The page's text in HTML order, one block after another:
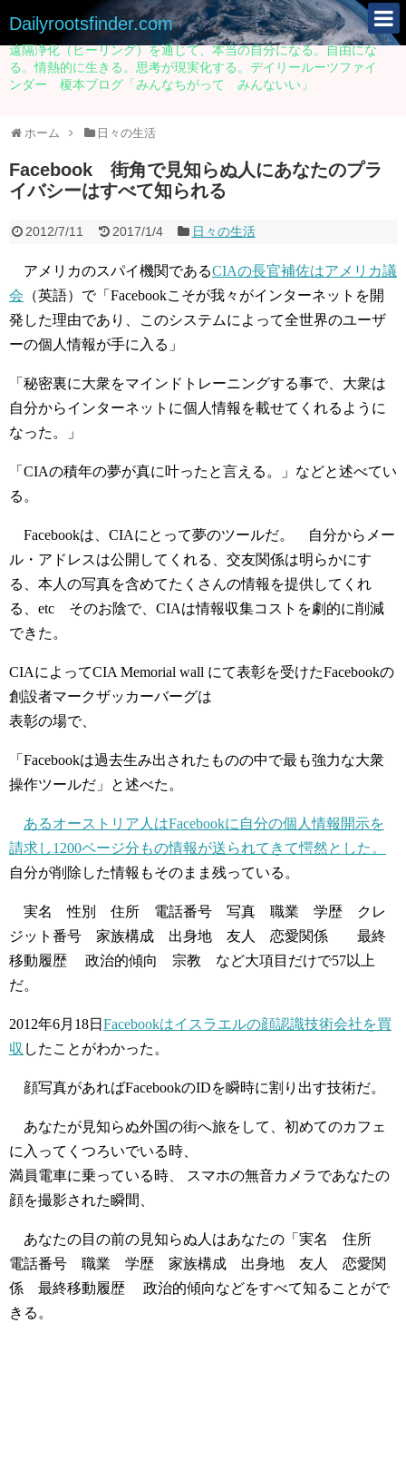
Dailyrootsfinder.com
遠隔浄化（ヒーリング）を通じて、本当の自分になる。自由にな
る。情熱的に生きる。思考が現実化する。デイリールーツファイ
ンダー 榎本ブログ「みんなちがって みんないい」
ホーム 日々の生活
Facebook 街角で見知らぬ人にあなたのプラ
イバシーはすべて知られる
2012/7/11 2017/1/4 日々の生活
アメリカのスパイ機関であるCIAの長官補佐はアメリカ議
会 （英語）で「Facebookこそが我々がインターネットを開
発した理由であり、このシステムによって全世界のユーザ
ーの個人情報が手に入る」
「秘密裏に大衆をマインドトレーニングする事で、大衆は
自分からインターネットに個人情報を載せてくれるように
なった。」
「CIAの積年の夢が真に叶ったと言える。」などと述べてい
る。
Facebookは、CIAにとって夢のツールだ。 自分からメー
ル・アドレスは公開してくれる、交友関係は明らかにす
る、本人の写真を含めてたくさんの情報を提供してくれ
る、etc そのお陰で、CIAは情報収集コストを劇的に削減
できた。
CIAによってCIA Memorial wall にて表彰を受けたFacebookの
創設者マークザッカーバーグは
表彰の場で、
「Facebookは過去生み出されたものの中で最も強力な大衆
操作ツールだ」と述べた。
あるオーストリア人はFacebookに自分の個人情報開示を
請求し1200ページ分もの情報が送られてきて愕然とした。
自分が削除した情報もそのまま残っている。
実名 性別 住所 電話番号 写真 職業 学歴 クレ
ジット番号 家族構成 出身地 友人 恋愛関係 最終
移動履歴 政治的傾向 宗教 など大項目だけで57以上
だ。
2012年6月18日 Facebookはイスラエルの顔認識技術会社を買
収 したことがわかった。
顔写真があればFacebookのIDを瞬時に割り出す技術だ。
あなたが見知らぬ外国の街へ旅をして、初めてのカフェ
に入ってくつろいでいる時、
満員電車に乗っている時、 スマホの無音カメラであなたの
顔を撮影された瞬間、
あなたの目の前の見知らぬ人はあなたの「実名 住所
電話番号 職業 学歴 家族構成 出身地 友人 恋愛関
係 最終移動履歴 政治的傾向などをすべて知ることがで
きる。